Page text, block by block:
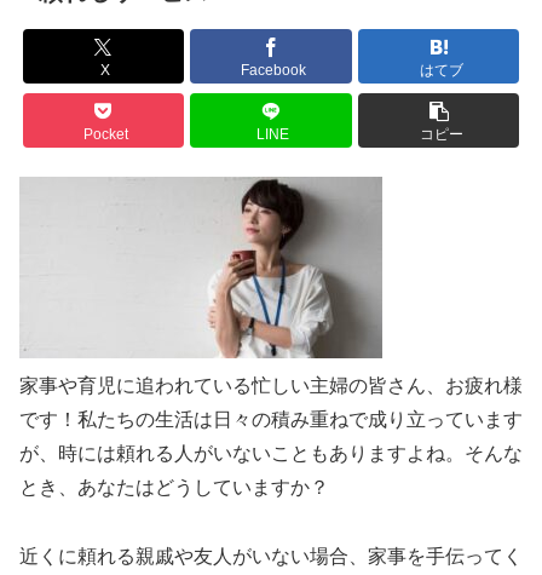
X Facebook はてブ
Pocket LINE コピー
家事や育児に追われている忙しい主婦の皆さん、お疲れ様
です！私たちの生活は日々の積み重ねで成り立っています
が、時には頼れる人がいないこともありますよね。そんな
とき、あなたはどうしていますか？
近くに頼れる親戚や友人がいない場合、家事を手伝ってく